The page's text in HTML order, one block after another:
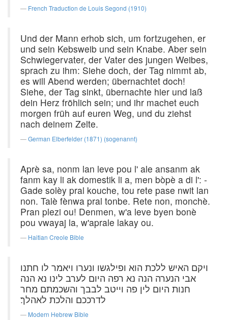
French Traduction de Louis Segond (1910)
Und der Mann erhob sich, um fortzugehen, er
und sein Kebsweib und sein Knabe. Aber sein
Schwiegervater, der Vater des jungen Weibes,
sprach zu ihm: Siehe doch, der Tag nimmt ab,
es will Abend werden; übernachtet doch!
Siehe, der Tag sinkt, übernachte hier und laß
dein Herz fröhlich sein; und ihr machet euch
morgen früh auf euren Weg, und du ziehst
nach deinem Zelte.
German Elberfelder (1871) (sogenannt)
Aprè sa, nonm lan leve pou l' ale ansanm ak
fanm kay li ak domestik li a, men bòpè a di l': -
Gade solèy pral kouche, tou rete pase nwit lan
non. Talè fènwa pral tonbe. Rete non, monchè.
Pran plezi ou! Denmen, w'a leve byen bonè
pou vwayaj la, w'aprale lakay ou.
Haitian Creole Bible
ויקם האיש ללכת הוא ופילגשו ונערו ויאמר לו חתנו
אבי הנערה הנה נא רפה היום לערב לינו נא הנה
חנות היום לין פה וייטב לבבך והשכמתם מחר
לדרככם והלכת לאהלך׃
Modern Hebrew Bible